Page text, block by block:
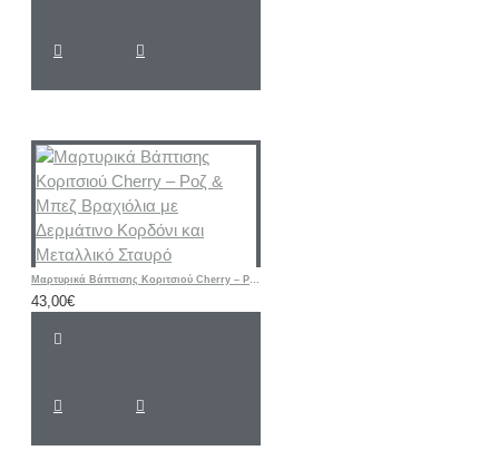
Μαρτυρικά Βάπτισης Κοριτσιού Cherry – Ροζ & Μπεζ Βραχιόλια με Δερμάτινο Κορδόνι και Μεταλλικό Σταυρό
43,00€